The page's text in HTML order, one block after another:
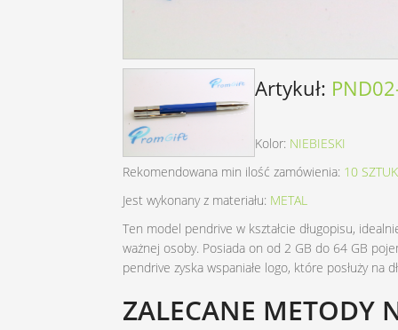
Artykuł:
Kolor: NIEBIESKI
Rekomendowana min ilość zamówienia: 10 SZTUK
Jest wykonany z materiału: METAL
Ten model pendrive w kształcie długopisu,
ważnej osoby. Posiada on od 2 GB do 64 GB
pendrive zyska wspaniałe logo, które posłuży na
ZALECANE METODY